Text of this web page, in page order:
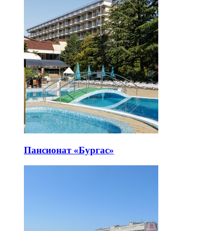
Пансионат «Бургас»